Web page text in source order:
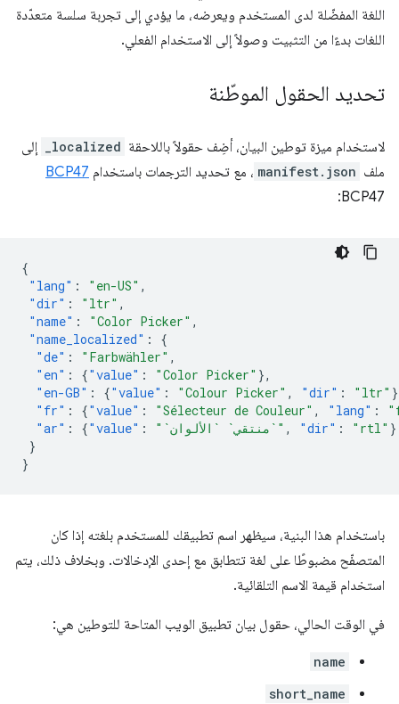
اللغة المفضّلة لدى المستخدم ويعرضه، ما يؤدي إلى تجربة سلسة متعدّدة
اللغات بدءًا من التثبيت وصولاً إلى الاستخدام الفعلي.
تحديد الحقول الموطّنة
لاستخدام ميزة توطين البيان، أضِف حقولاً باللاحقة _localized
إلى
ملف manifest.json ، مع تحديد الترجمات باستخدام BCP47
BCP47:
{
"lang" : "en-US" ,
"dir" : "ltr" ,
"name" : "Color Picker" ,
"name_localized" :
{
"de" : "Farbwähler" ,
"en" : {"value" : "Color Picker" },
"en-GB" : {"value" : "Colour Picker" , "dir" : "ltr"
"fr" : {"value" : "Sélecteur de Couleur" , "lang" :
"ar" : {"value" : "`منتقي` `الألوان`" , "dir" : "rtl" }
}
}
باستخدام هذا البنية، سيظهر اسم تطبيقك للمستخدم بلغته إذا كان
المتصفّح مضبوطًا على لغة تتطابق مع إحدى الإدخالات. وبخلاف ذلك، يتم
استخدام قيمة الاسم التلقائية.
في الوقت الحالي، حقول بيان تطبيق الويب المتاحة للتوطين هي:
name
short_name